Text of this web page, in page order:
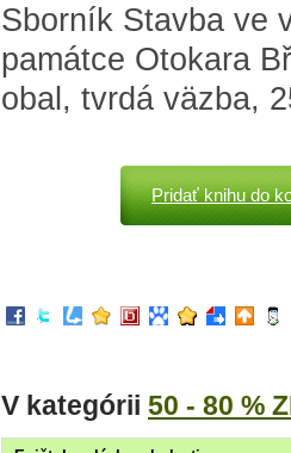
Sborník Stavba ve
památce Otokara
obal, tvrdá väzba,
Pridať knihu do
V kategórii 50 - 80 %